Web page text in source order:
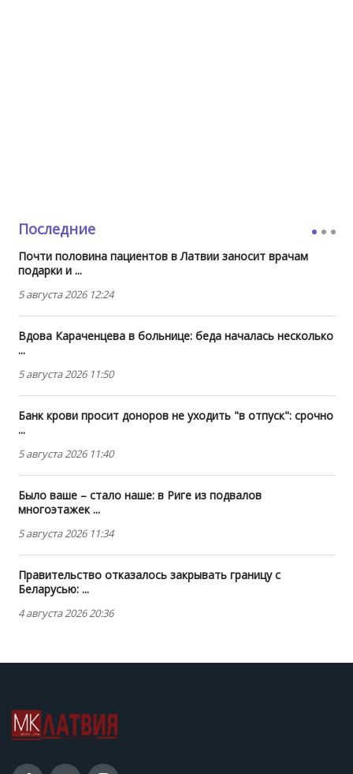
Последние
Почти половина пациентов в Латвии заносит врачам
подарки и ...
5 августа 2026 12:24
Вдова Караченцева в больнице: беда началась несколько
...
5 августа 2026 11:50
Банк крови просит доноров не уходить "в отпуск": срочно
...
5 августа 2026 11:40
Было ваше – стало наше: в Риге из подвалов
многоэтажек ...
5 августа 2026 11:34
Правительство отказалось закрывать границу с
Беларусью: ...
4 августа 2026 20:36